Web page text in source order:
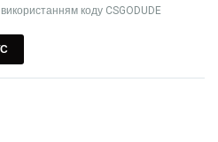
коду CSGODUDE